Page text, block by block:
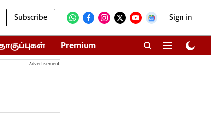
Subscribe Sign in
Premium
Advertisement